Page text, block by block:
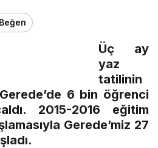
Beğen
Üç ay
yaz
tatilinin
6 bin öğrenci
2015-2016 eğitim
Gerede’miz 27